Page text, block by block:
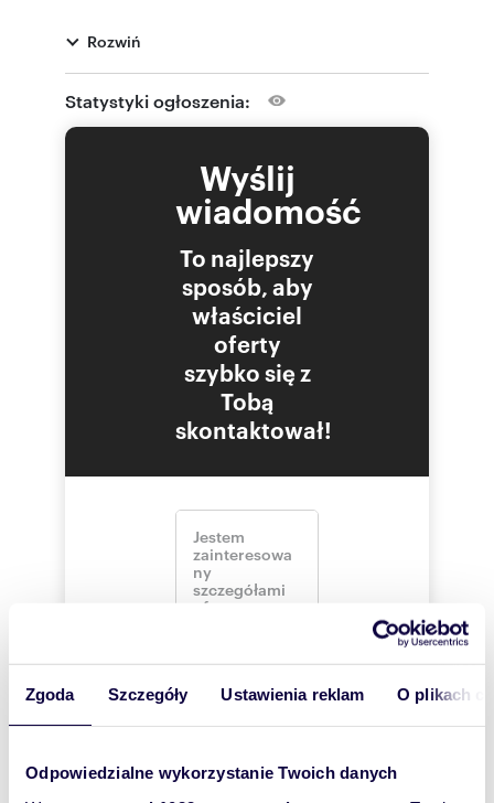
Zgoda Szczegóły Ustawienia reklam O plikach
Odpowiedzialne wykorzystanie Twoich danych
Kontakt:
Jakub Nowakowski
tel:
Oferta wysłana z systemu Galactica Virgo
Numer oferty: BNE-BS-701-10
Rozwiń
Statystyki ogłoszenia:
Wyślij
wiadomość
To najlepszy
sposób, aby
właściciel
oferty
szybko się z
Tobą
skontaktował!